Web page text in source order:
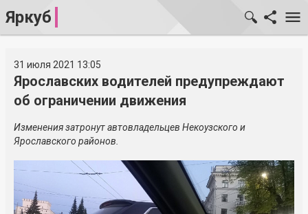
Яркуб
31 июля 2021 13:05
Ярославских водителей предупреждают
об ограничении движения
Изменения затронут автовладельцев Некоузского и
Ярославского районов.